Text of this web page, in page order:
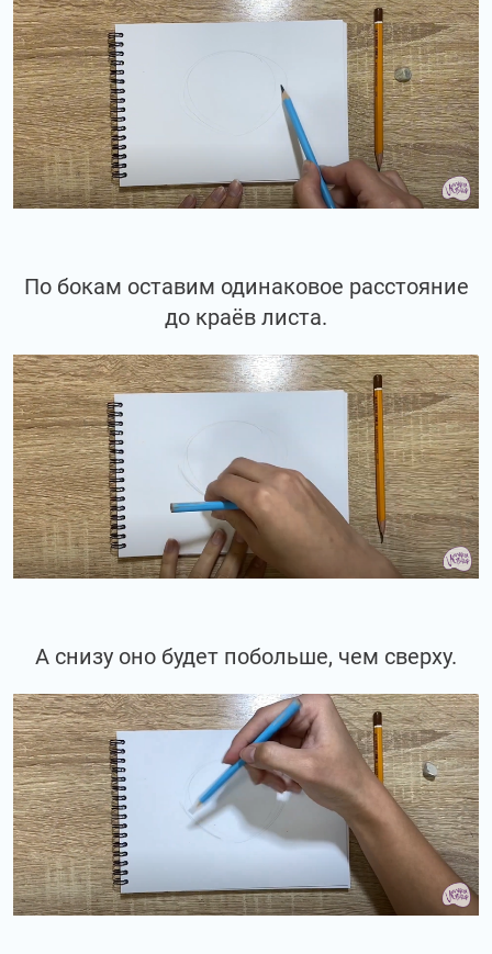
По бокам оставим одинаковое расстояние
до краёв листа.
А снизу оно будет побольше, чем сверху.